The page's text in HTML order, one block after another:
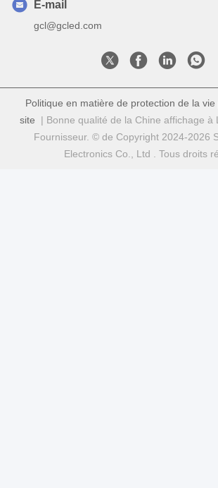
E-mail
gcl@gcled.com
Politique en matière de protection de la vie
site | Bonne qualité de la Chine affichage à
Fournisseur. © de Copyright 2024-2026
Electronics Co., Ltd . Tous droits